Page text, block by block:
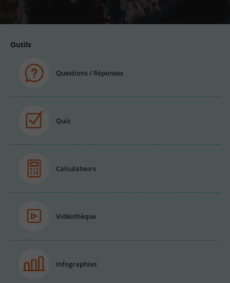
Outils
Questions / Réponses
Quiz
Calculateurs
Vidéothèque
Infographies